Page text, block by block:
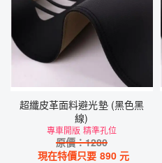
超纖皮革面料避光墊 (黑色黑
線)
專車開版 精準孔位
原價：1280
現在特價只要 890 元